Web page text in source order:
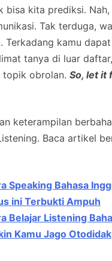
bisa kita prediksi.
Tak terduga,
Terkadang kamu dapat
tanya di luar
topik obrolan. So, let it
keterampilan
Baca artikel
Speaking Bahasa
ini Terbukti Ampuh
Belajar Listening
Kamu Jago Otodidak